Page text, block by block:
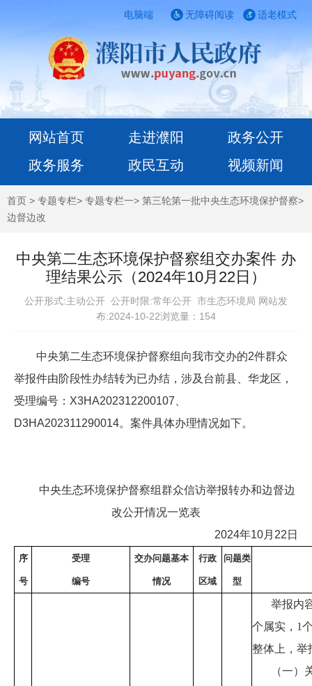
电脑端 适老模式
无障碍阅读
网站首页 走进濮阳
政务公开
政务服务
政民互动 视频新闻
首页 > 专题专栏> 专题专栏一> 第三轮第一批中央生态环境保护督察>
边督边改
中央第二生态环境保护督察组交办案件 办
理结果公示（2024年10月22日）
公开形式:主动公开 公开时限:常年公开 市生态环境局 网站发
布:2024-10-22浏览量： 154
中央第二生态环境保护督察组向我市交办的2件群众
举报件由阶段性办结转为已办结，涉及台前县、华龙区，
受理编号：X3HA202312200107、
D3HA202311290014。案件具体办理情况如下。
中央生态环境保护督察组群众信访举报转办和边督边
改公开情况一览表
2024年10月22日
序
号
受理
编号
交办问题基本
情况
行政
区域
问题类
型
举报内
个属实， 1
整体上，举
（一）